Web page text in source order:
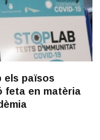
els països
feta en matèria